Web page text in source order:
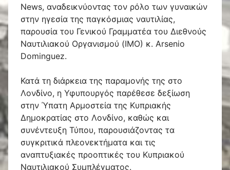
News, αναδεικνύοντας τον ρόλο των γυναικών
στην ηγεσία της παγκόσμιας ναυτιλίας,
παρουσία του Γενικού Γραμματέα του Διεθνούς
Ναυτιλιακού Οργανισμού (ΙΜΟ) κ. Arsenio
Dominguez.
Κατά τη διάρκεια της παραμονής της στο
Λονδίνο, η Υφυπουργός παρέθεσε δεξίωση
στην Ύπατη Αρμοστεία της Κυπριακής
Δημοκρατίας στο Λονδίνο, καθώς και
συνέντευξη Τύπου, παρουσιάζοντας τα
συγκριτικά πλεονεκτήματα και τις
αναπτυξιακές προοπτικές του Κυπριακού
Ναυτιλιακού Συμπλέγματος.